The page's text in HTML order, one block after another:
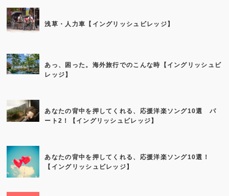
浅草・人力車【イングリッシュビレッジ】
あっ、困った。海外旅行でのこんな時【イングリッシュビ
レッジ】
あなたの背中を押してくれる、応援洋楽ソング10選 パ
ート2！【イングリッシュビレッジ】
あなたの背中を押してくれる、応援洋楽ソング10選！
【イングリッシュビレッジ】